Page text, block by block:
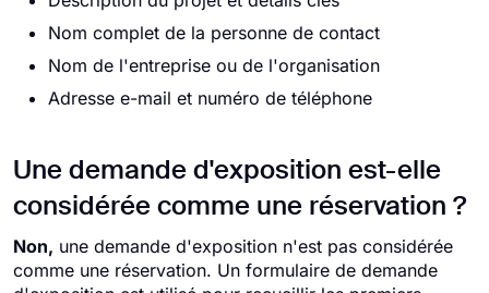
Nom complet de la personne de contact
Nom de l'entreprise ou de l'organisation
Adresse e-mail et numéro de téléphone
Une demande d'exposition est-elle
considérée comme une réservation ?
Non, une demande d'exposition n'est pas considérée
comme une réservation. Un formulaire de demande